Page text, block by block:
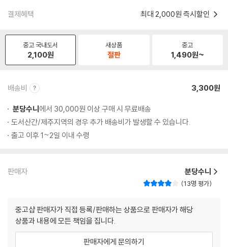
결제혜택 최대 2,000원 즉시할인
중고 국내도서
2,100원
새상품
절판
중고
1,490원~
배송비 3,300원
분당수니에서 30,000원 이상 구매 시 무료배송
도서산간/제주지역의 경우 추가 배송비가 발생할 수 있습니다.
출고 이후 1~2일 이내 수령
판매자 분당수니
13명 평가
중고샵 판매자가 직접 등록/판매하는 상품으로 판매자가 해당
상품과 내용에 모든 책임을 집니다.
판매자에게 문의하기